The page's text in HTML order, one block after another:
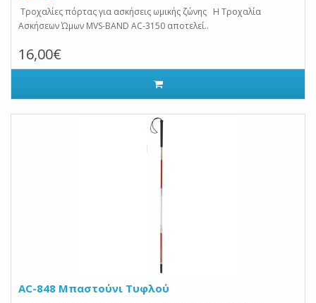
Τροχαλίες πόρτας για ασκήσεις ωμικής ζώνης Η Τροχαλία
Ασκήσεων Ώμων MVS-BAND AC-3150 αποτελεί..
16,00€
AC-848 Μπαστούνι Τυφλού